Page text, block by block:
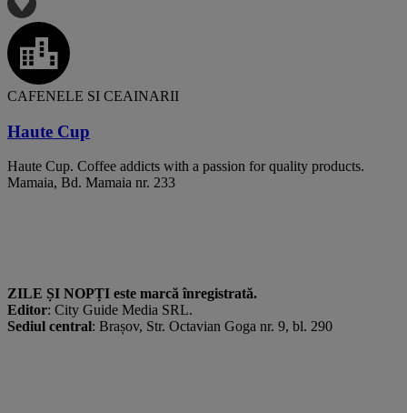
CAFENELE SI CEAINARII
Haute Cup
Haute Cup. Coffee addicts with a passion for quality products.
Mamaia, Bd. Mamaia nr. 233
ZILE ȘI NOPȚI este marcă înregistrată.
Editor: City Guide Media SRL.
Sediul central: Brașov, Str. Octavian Goga nr. 9, bl. 290